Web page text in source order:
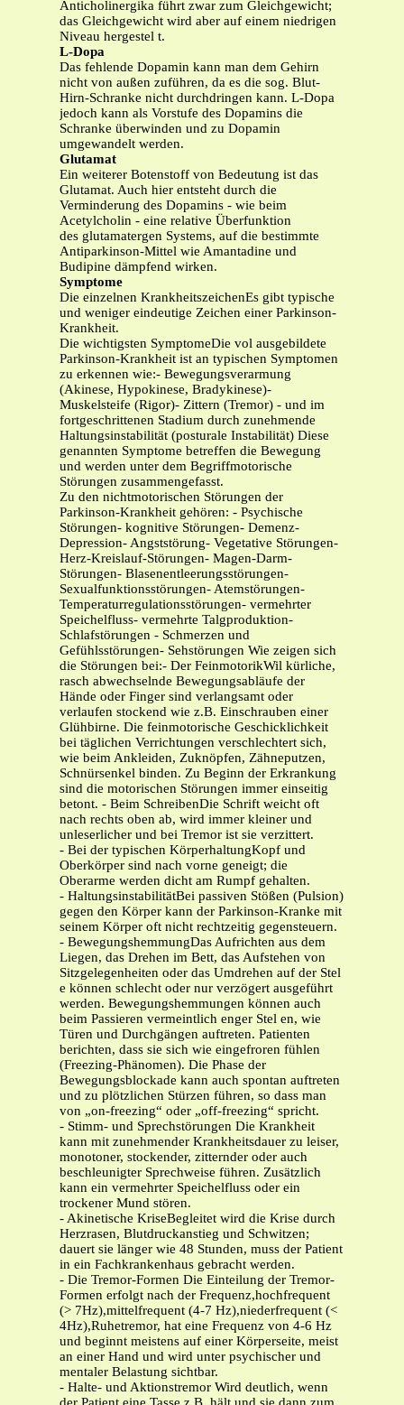
Anticholinergika führt zwar zum Gleichgewicht;
das Gleichgewicht wird aber auf einem niedrigen
Niveau hergestel t.
L-Dopa
Das fehlende Dopamin kann man dem Gehirn
nicht von außen zuführen, da es die sog. Blut-
Hirn-Schranke nicht durchdringen kann. L-Dopa
jedoch kann als Vorstufe des Dopamins die
Schranke überwinden und zu Dopamin
umgewandelt werden.
Glutamat
Ein weiterer Botenstoff von Bedeutung ist das
Glutamat. Auch hier entsteht durch die
Verminderung des Dopamins - wie beim
Acetylcholin - eine relative Überfunktion
des glutamatergen Systems, auf die bestimmte
Antiparkinson-Mittel wie Amantadine und
Budipine dämpfend wirken.
Symptome
Die einzelnen KrankheitszeichenEs gibt typische
und weniger eindeutige Zeichen einer Parkinson-
Krankheit.
Die wichtigsten SymptomeDie vol ausgebildete
Parkinson-Krankheit ist an typischen Symptomen
zu erkennen wie:- Bewegungsverarmung
(Akinese, Hypokinese, Bradykinese)-
Muskelsteife (Rigor)- Zittern (Tremor) - und im
fortgeschrittenen Stadium durch zunehmende
Haltungsinstabilität (posturale Instabilität) Diese
genannten Symptome betreffen die Bewegung
und werden unter dem Begriffmotorische
Störungen zusammengefasst.
Zu den nichtmotorischen Störungen der
Parkinson-Krankheit gehören: - Psychische
Störungen- kognitive Störungen- Demenz-
Depression- Angststörung- Vegetative Störungen-
Herz-Kreislauf-Störungen- Magen-Darm-
Störungen- Blasenentleerungsstörungen-
Sexualfunktionsstörungen- Atemstörungen-
Temperaturregulationsstörungen- vermehrter
Speichelfluss- vermehrte Talgproduktion-
Schlafstörungen - Schmerzen und
Gefühlsstörungen- Sehstörungen Wie zeigen sich
die Störungen bei:- Der FeinmotorikWil kürliche,
rasch abwechselnde Bewegungsabläufe der
Hände oder Finger sind verlangsamt oder
verlaufen stockend wie z.B. Einschrauben einer
Glühbirne. Die feinmotorische Geschicklichkeit
bei täglichen Verrichtungen verschlechtert sich,
wie beim Ankleiden, Zuknöpfen, Zähneputzen,
Schnürsenkel binden. Zu Beginn der Erkrankung
sind die motorischen Störungen immer einseitig
betont. - Beim SchreibenDie Schrift weicht oft
nach rechts oben ab, wird immer kleiner und
unleserlicher und bei Tremor ist sie verzittert.
- Bei der typischen KörperhaltungKopf und
Oberkörper sind nach vorne geneigt; die
Oberarme werden dicht am Rumpf gehalten.
- HaltungsinstabilitätBei passiven Stößen (Pulsion)
gegen den Körper kann der Parkinson-Kranke mit
seinem Körper oft nicht rechtzeitig gegensteuern.
- BewegungshemmungDas Aufrichten aus dem
Liegen, das Drehen im Bett, das Aufstehen von
Sitzgelegenheiten oder das Umdrehen auf der Stel
e können schlecht oder nur verzögert ausgeführt
werden. Bewegungshemmungen können auch
beim Passieren vermeintlich enger Stel en, wie
Türen und Durchgängen auftreten. Patienten
berichten, dass sie sich wie eingefroren fühlen
(Freezing-Phänomen). Die Phase der
Bewegungsblockade kann auch spontan auftreten
und zu plötzlichen Stürzen führen, so dass man
von „on-freezing“ oder „off-freezing“ spricht.
- Stimm- und Sprechstörungen Die Krankheit
kann mit zunehmender Krankheitsdauer zu leiser,
monotoner, stockender, zitternder oder auch
beschleunigter Sprechweise führen. Zusätzlich
kann ein vermehrter Speichelfluss oder ein
trockener Mund stören.
- Akinetische KriseBegleitet wird die Krise durch
Herzrasen, Blutdruckanstieg und Schwitzen;
dauert sie länger wie 48 Stunden, muss der Patient
in ein Fachkrankenhaus gebracht werden.
- Die Tremor-Formen Die Einteilung der Tremor-
Formen erfolgt nach der Frequenz,hochfrequent
(> 7Hz),mittelfrequent (4-7 Hz),niederfrequent (<
4Hz),Ruhetremor, hat eine Frequenz von 4-6 Hz
und beginnt meistens auf einer Körperseite, meist
an einer Hand und wird unter psychischer und
mentaler Belastung sichtbar.
- Halte- und Aktionstremor Wird deutlich, wenn